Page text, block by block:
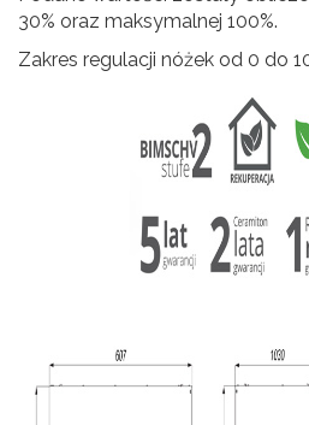
30% oraz maksymalnej 100%.
Zakres regulacji nóżek od 0 do